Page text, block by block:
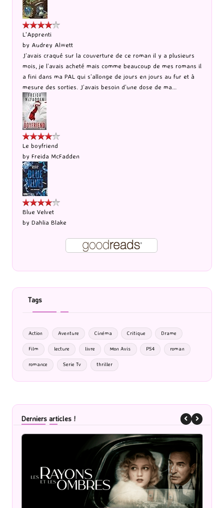
L'Apprenti
by Audrey Alwett
J’avais craqué sur la couverture de ce roman il y a plusieurs
mois, je l’avais acheté mais comme beaucoup de mes romans il
a fini dans ma PAL qui s’allonge de jours en jours au fur et à
mesure des sorties. J’avais besoin d’une dose de ma...
Le boyfriend
by Freida McFadden
Blue Velvet
by Dahlia Blake
Tags
Action Aventure Cinéma Critique Drame
Film lecture livre Mon Avis PS4 roman
romance Serie Tv thriller
Derniers articles !